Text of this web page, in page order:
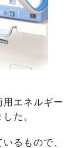
エネルギー
た。
るもので、